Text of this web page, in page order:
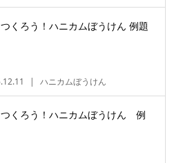
くろう！ハニカムぼうけん 例題
ハニカムぼうけん
くろう！ハニカムぼうけん 例